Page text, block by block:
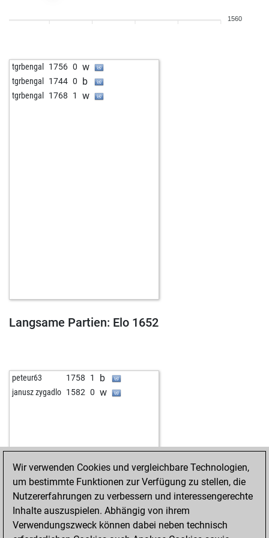
1560
tgrbengal 1756 0 w
tgrbengal 1744 0 b
tgrbengal 1768 1 w
Langsame Partien: Elo 1652
peteur63 1758 1 b
janusz zygadlo 1582 0 w
Wir verwenden Cookies und vergleichbare Technologien,
um bestimmte Funktionen zur Verfügung zu stellen, die
Nutzererfahrungen zu verbessern und interessengerechte
Inhalte auszuspielen. Abhängig von ihrem
Verwendungszweck können dabei neben technisch